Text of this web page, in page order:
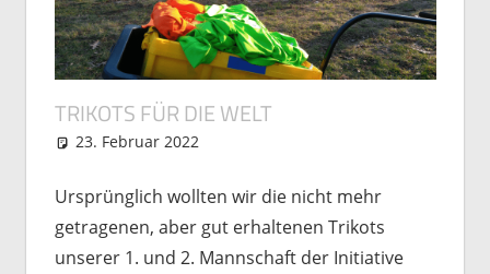
TRIKOTS FÜR DIE WELT
23. Februar 2022
Ursprünglich wollten wir die nicht mehr
getragenen, aber gut erhaltenen Trikots
unserer 1. und 2. Mannschaft der Initiative